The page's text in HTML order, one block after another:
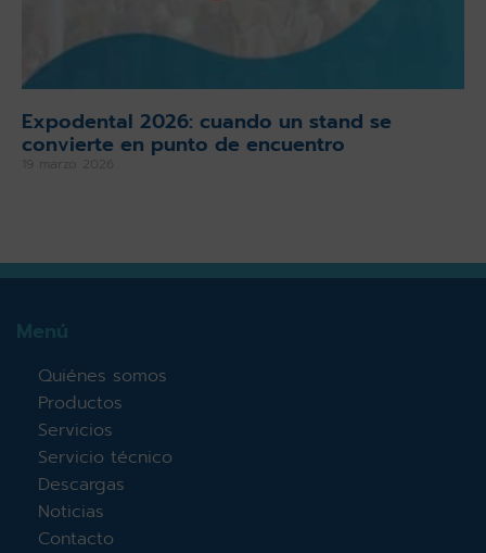
Expodental 2026: cuando un stand se
convierte en punto de encuentro
19 marzo 2026
Menú
Quiénes somos
Productos
Servicios
Servicio técnico
Descargas
Noticias
Contacto